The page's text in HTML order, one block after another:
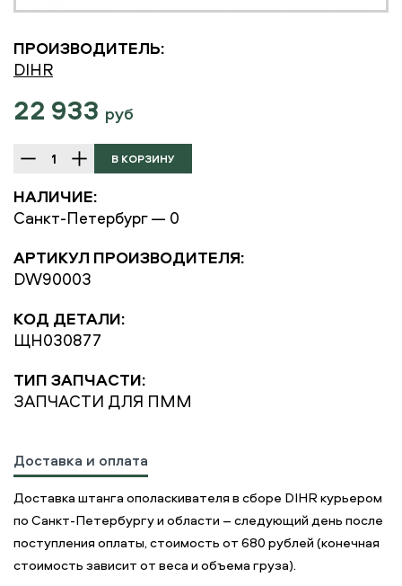
ПРОИЗВОДИТЕЛЬ:
DIHR
22 933 руб
НАЛИЧИЕ:
Санкт-Петербург — 0
АРТИКУЛ ПРОИЗВОДИТЕЛЯ:
DW90003
КОД ДЕТАЛИ:
ЩН030877
ТИП ЗАПЧАСТИ:
ЗАПЧАСТИ ДЛЯ ПММ
Доставка и оплата
Доставка штанга ополаскивателя в сборе DIHR курьером
по Санкт-Петербургу и области – следующий день после
поступления оплаты, стоимость от 680 рублей (конечная
стоимость зависит от веса и объема груза).